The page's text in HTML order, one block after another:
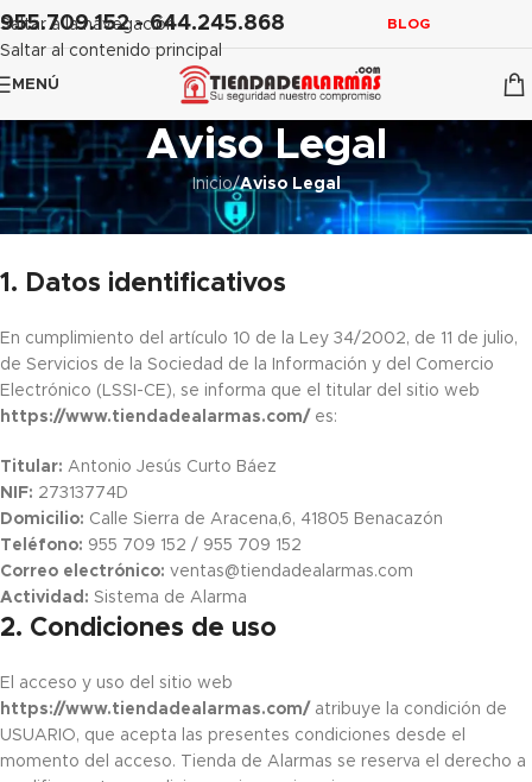
contenido
Saltar a la navegación
Saltar al contenido principal
955.709.152 - 644.245.868 BLOG
MENÚ
Aviso Legal
Inicio/Aviso Legal
Aviso Legal
1. Datos identificativos
En cumplimiento del artículo 10 de la Ley 34/2002, de 11 de julio,
de Servicios de la Sociedad de la Información y del Comercio
Electrónico (LSSI-CE), se informa que el titular del sitio web
https://www.tiendadealarmas.com/ es:
Titular: Antonio Jesús Curto Báez
NIF: 27313774D
Domicilio: Calle Sierra de Aracena,6, 41805 Benacazón
Teléfono: 955 709 152 / 955 709 152
Correo electrónico: ventas@tiendadealarmas.com
Actividad: Sistema de Alarma
2. Condiciones de uso
El acceso y uso del sitio web
https://www.tiendadealarmas.com/ atribuye la condición de
USUARIO, que acepta las presentes condiciones desde el
momento del acceso. Tienda de Alarmas se reserva el derecho a